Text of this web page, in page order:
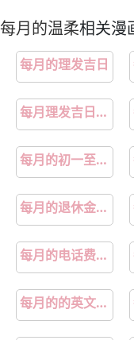
第1章：商品好送货员:
第3章：商品好送货员:
第5章：商品好送货员:
每月的温柔相关漫
每月的理发吉日
每月理发吉日农历
每月的初一至初八艾灸足三里
每月的退休金怎么查询
每月的电话费明细如何导入另一个excell总表
每月的的英文怎么读